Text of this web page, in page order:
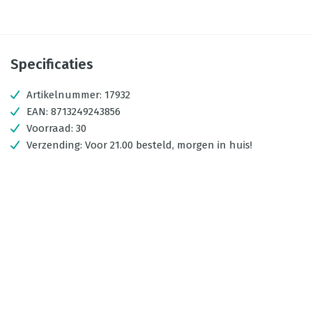
Specificaties
Artikelnummer: 17932
EAN: 8713249243856
Voorraad: 30
Verzending: Voor 21.00 besteld, morgen in huis!